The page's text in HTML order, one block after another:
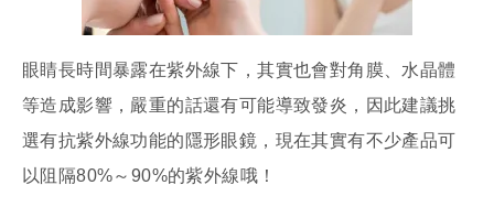
眼睛長時間暴露在紫外線下，其實也會對角膜、水晶體
等造成影響，嚴重的話還有可能導致發炎，因此建議挑
選有抗紫外線功能的隱形眼鏡，現在其實有不少產品可
以阻隔80%～90%的紫外線哦！